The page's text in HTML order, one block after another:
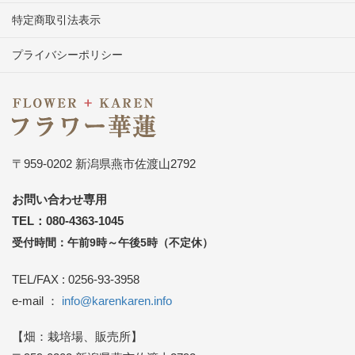
特定商取引法表示
プライバシーポリシー
〒959-0202 新潟県燕市佐渡山2792
お問い合わせ専用
TEL：080-4363-1045
受付時間：午前9時～午後5時（不定休）
TEL/FAX : 0256-93-3958
e-mail ： info@karenkaren.info
【畑：栽培場、販売所】